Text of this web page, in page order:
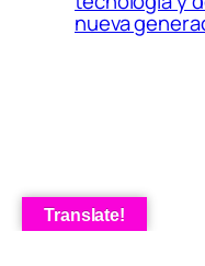
nueva
Translate!